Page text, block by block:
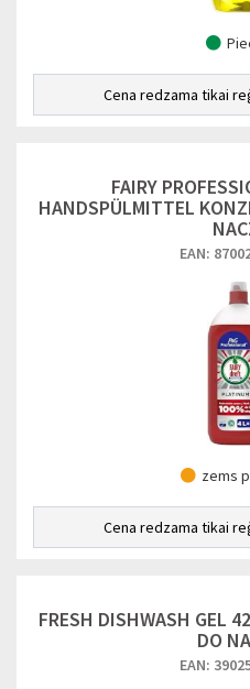
Cena redzama tikai
FAIRY
HANDSPÜLMITTEL
EAN:
zems
Cena redzama tikai
FRESH DISHWASH GEL
DO
EAN: